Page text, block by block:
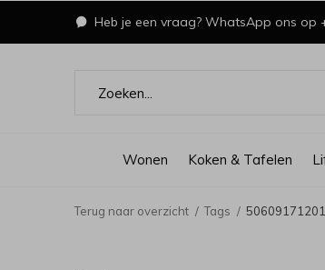
Wonen Koken & Tafelen
Heb je een vraag? WhatsApp ons op
Terug naar overzicht Tags